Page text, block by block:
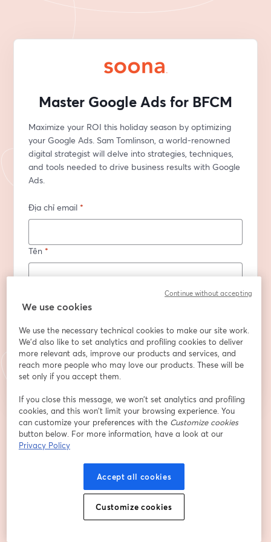
Master Google Ads for BFCM
Maximize your ROI this holiday season by optimizing
your Google Ads. Sam Tomlinson, a world-renowned
digital strategist will delve into strategies, techniques,
and tools needed to drive business results with Google
Ads.
Địa chỉ email *
Tên *
Đăng ký
Bạn đã đăng ký từ trước?
Bằng việc đăng ký, bạn xác nhận và đồng ý vớiĐiều khoản dịch vụ
mở trong tab
vàChính
sách quyền riêng tư của chúng tôi Thông tin của bạn sẽ được chia sẻ với
We use cookies
We use the necessary technical cookies to make our site work.
We'd also like to set analytics and profiling cookies to deliver
more relevant ads, improve our products and services, and
reach more people who may love our products. These will be
set only if you accept them.
If you close this message, we won’t set analytics and profiling
cookies, and this won’t limit your browsing experience. You
can customize your preferences with the Customize cookies
button below. For more information, have a look at our
Privacy Policy
Accept all cookies
Customize cookies
Continue without accepting